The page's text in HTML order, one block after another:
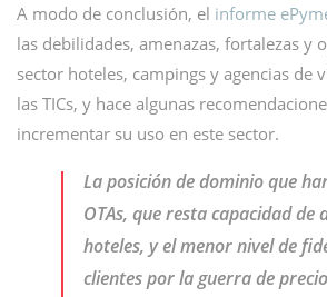
A modo de conclusión, el informe
las debilidades, amenazas, fortalezas y
sector hoteles, campings y agencias de
las TICs, y hace algunas
incrementar su uso en este sector.
La posición de dominio que
OTAs, que resta capacidad de
hoteles, y el menor nivel de
clientes por la guerra de